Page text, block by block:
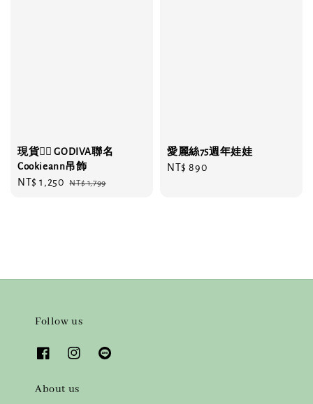
現貨❤️‍🔥 GODIVA聯名
Cookieann吊飾
Sale
NT$ 1,250 Regular
NT$ 1,799
愛麗絲75週年娃娃
Regular
NT$ 890
Follow us
About us